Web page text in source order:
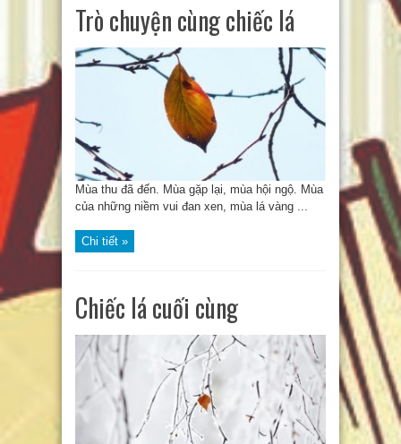
Trò chuyện cùng chiếc lá
Mùa thu đã đến. Mùa gặp lại, mùa hội ngộ. Mùa
của những niềm vui đan xen, mùa lá vàng ...
Chi tiết »
Chiếc lá cuối cùng